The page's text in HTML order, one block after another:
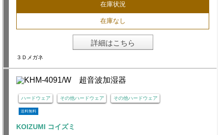
在庫状況
在庫なし
詳細はこちら
３Ｄメガネ
ハードウェア その他ハードウェア その他ハードウェア
送料無料
KOIZUMI コイズミ